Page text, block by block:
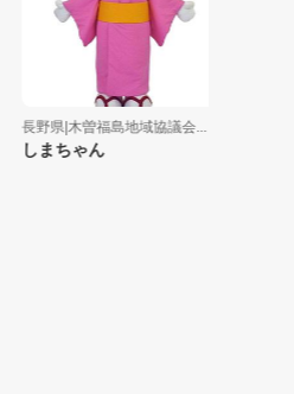
長野県|木曽福島地域協議会...
しまちゃん